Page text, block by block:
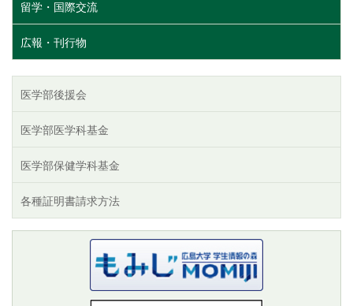
留学・国際交流
広報・刊行物
医学部後援会
医学部医学科基金
医学部保健学科基金
各種証明書請求方法